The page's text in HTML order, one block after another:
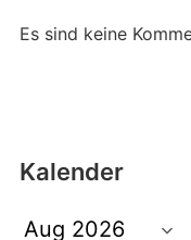
Es sind keine
Kalender